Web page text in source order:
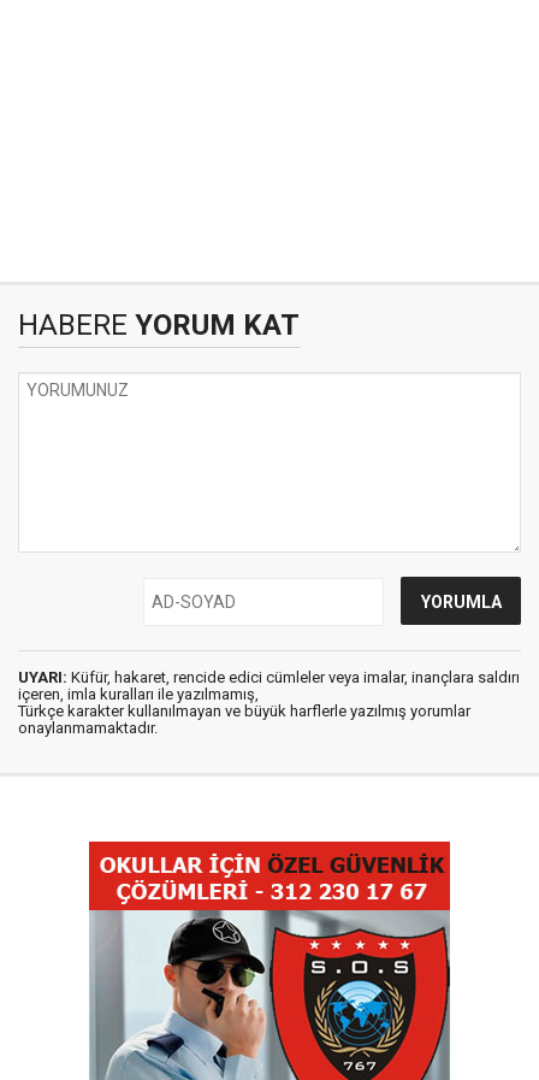
HABERE YORUM KAT
UYARI: Küfür, hakaret, rencide edici cümleler veya imalar, inançlara saldırı
içeren, imla kuralları ile yazılmamış,
Türkçe karakter kullanılmayan ve büyük harflerle yazılmış yorumlar
onaylanmamaktadır.